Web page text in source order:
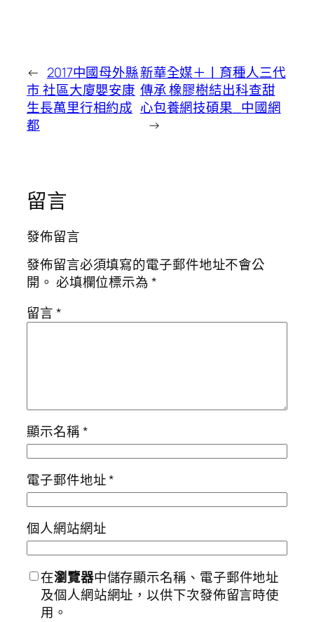
← 2017中國母外縣
市 社區大廈嬰安康
生長萬里行相約成
都
新華全媒＋丨育種人三代
傳承 橡膠樹結出科查甜
心包養網技碩果_中國網
→
留言
發佈留言
發佈留言必須填寫的電子郵件地址不會公
開。 必填欄位標示為*
留言*
顯示名稱*
電子郵件地址*
個人網站網址
在瀏覽器中儲存顯示名稱、電子郵件地址
及個人網站網址，以供下次發佈留言時使
用。